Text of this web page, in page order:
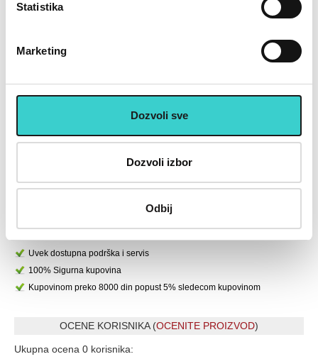
Statistika
Marketing
Dozvoli sve
Dozvoli izbor
Odbij
kg-RX SLAM-40
kg-RX SLAM-30
Placanje do 12 rata bez kamate karticom Banke Intese
32 god.sa Vama su Garancija poverenja
Uvek dostupna podrška i servis
100% Sigurna kupovina
Kupovinom preko 8000 din popust 5% sledecom kupovinom
OCENE KORISNIKA (OCENITE PROIZVOD)
Ukupna ocena 0 korisnika: